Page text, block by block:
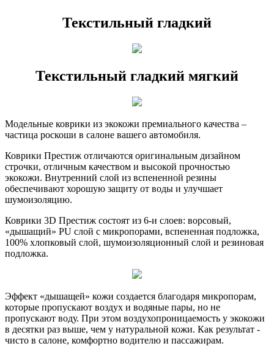
Текстильный гладкий
Текстильный гладкий мягкий
Модельные коврики из экокожи премиального качества –
частица роскоши в салоне вашего автомобиля.
Коврики Престиж отличаются оригинальным дизайном
строчки, отличным качеством и высокой прочностью
экокожи. Внутренний слой из вспененной резины
обеспечивают хорошую защиту от воды и улучшает
шумоизоляцию.
Коврики 3D Престиж состоят из 6-и слоев: ворсовый,
«дышащий» PU слой с микропорами, вспененная подложка,
100% хлопковый слой, шумоизоляционный слой и резиновая
подложка.
Эффект «дышащей» кожи создается благодаря микропорам,
которые пропускают воздух и водяные пары, но не
пропускают воду. При этом воздухопроницаемость у экокожи
в десятки раз выше, чем у натуральной кожи. Как результат -
чисто в салоне, комфортно водителю и пассажирам.